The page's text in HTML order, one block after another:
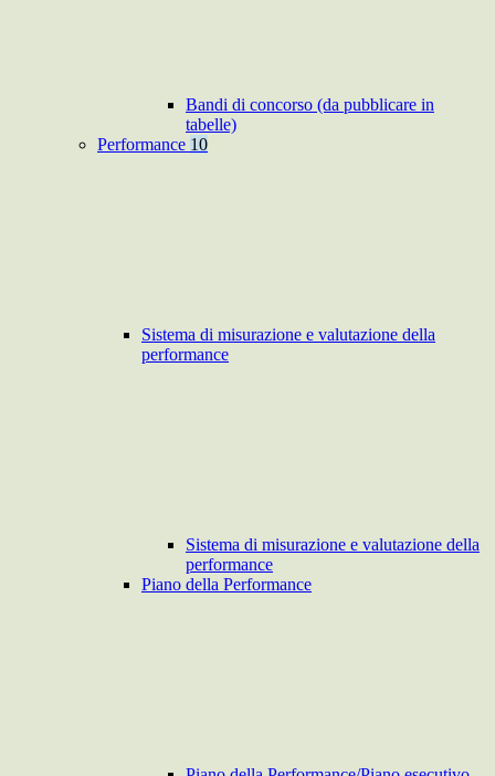
Bandi di concorso (da pubblicare in
tabelle)
Performance 10
Sistema di misurazione e valutazione della
performance
Sistema di misurazione e valutazione della
performance
Piano della Performance